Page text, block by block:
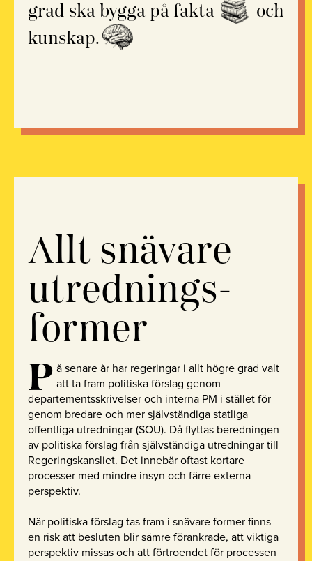
grad ska bygga på fakta
och
kunskap.
Allt snävare
utrednings­
former
P å senare år har regeringar i allt högre grad valt
att ta fram politiska förslag genom
departementsskrivelser och interna PM i stället för
genom bredare och mer självständiga statliga
offentliga utredningar (SOU). Då flyttas beredningen
av politiska förslag från självständiga utredningar till
Regeringskansliet. Det innebär oftast kortare
processer med mindre insyn och färre externa
perspektiv.
När politiska förslag tas fram i snävare former finns
en risk att besluten blir sämre förankrade, att viktiga
perspektiv missas och att förtroendet för processen